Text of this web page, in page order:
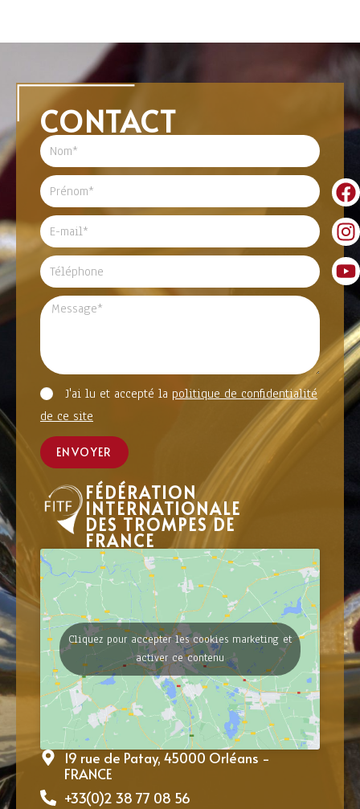
CONTACT
J'ai lu et accepté la politique de confidentialité
de ce site
ENVOYER
FÉDÉRATION
INTERNATIONALE
DES TROMPES DE
FRANCE
Cliquez pour accepter les cookies marketing et
activer ce contenu
19 rue de Patay, 45000 Orléans -
FRANCE
+33(0)2 38 77 08 56